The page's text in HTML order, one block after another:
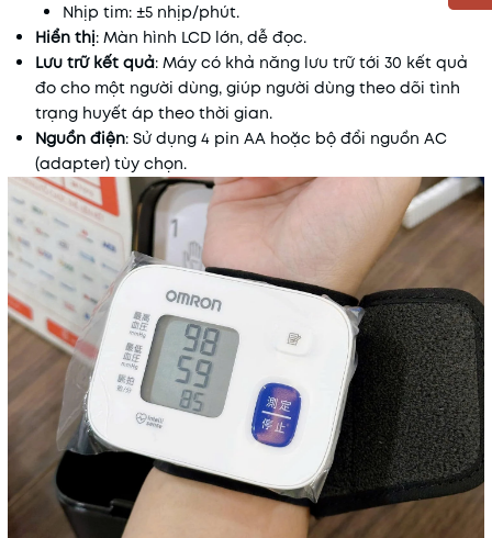
Mã khuyến mãi:
Điều kiện:
Nhịp tim: ±5 nhịp/phút.
Hiển thị: Màn hình LCD lớn, dễ đọc.
Lưu trữ kết quả: Máy có khả năng lưu trữ tới 30 kết quả
đo cho một người dùng, giúp người dùng theo dõi tình
trạng huyết áp theo thời gian.
Nguồn điện: Sử dụng 4 pin AA hoặc bộ đổi nguồn AC
(adapter) tùy chọn.